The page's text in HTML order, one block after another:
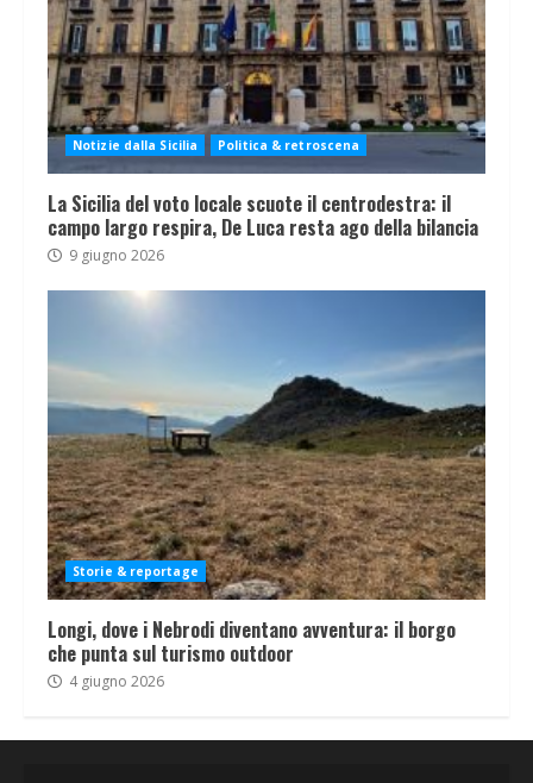
Notizie dalla Sicilia Politica & retroscena
La Sicilia del voto locale scuote il centrodestra: il
campo largo respira, De Luca resta ago della bilancia
9 giugno 2026
Storie & reportage
Longi, dove i Nebrodi diventano avventura: il borgo
che punta sul turismo outdoor
4 giugno 2026